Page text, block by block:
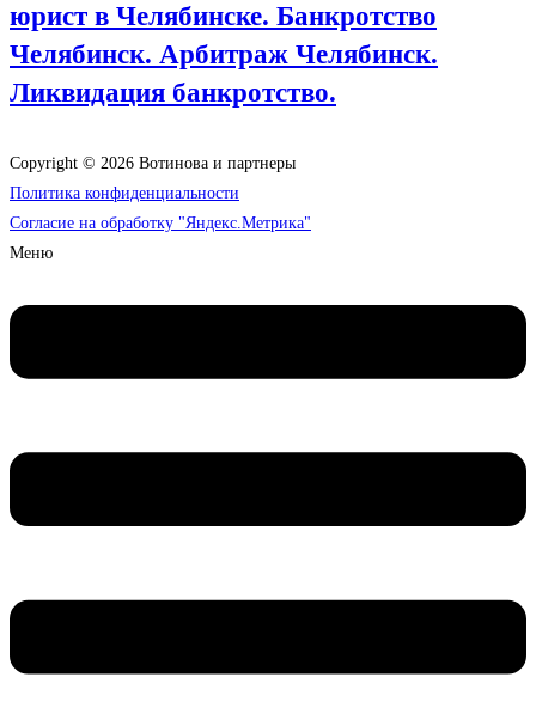
юрист в Челябинске. Банкротство
Челябинск. Арбитраж Челябинск.
Ликвидация банкротство.
Copyright © 2026 Вотинова и партнеры
Политика конфиденциальности
Согласие на обработку "Яндекс.Метрика"
Меню